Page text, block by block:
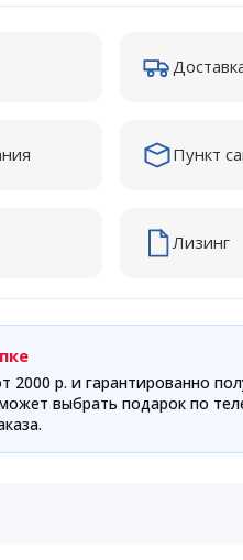
Пункт
Лизинг
2000 р. и гарантированно
выбрать подарок по